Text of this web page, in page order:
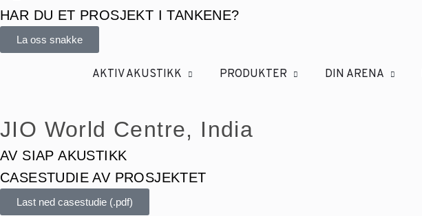
HAR DU ET PROSJEKT I TANKENE?
La oss snakke
AKTIV AKUSTIKK PRODUKTER DIN ARENA
JIO World Centre, India
AV SIAP AKUSTIKK
CASESTUDIE AV PROSJEKTET
Last ned casestudie (.pdf)